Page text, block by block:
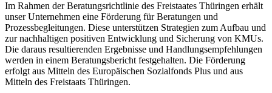
Im Rahmen der Beratungsrichtlinie des Freistaates Thüringen erhält
unser Unternehmen eine Förderung für Beratungen und
Prozessbegleitungen. Diese unterstützen Strategien zum Aufbau und
zur nachhaltigen positiven Entwicklung und Sicherung von KMUs.
Die daraus resultierenden Ergebnisse und Handlungsempfehlungen
werden in einem Beratungsbericht festgehalten. Die Förderung
erfolgt aus Mitteln des Europäischen Sozialfonds Plus und aus
Mitteln des Freistaats Thüringen.